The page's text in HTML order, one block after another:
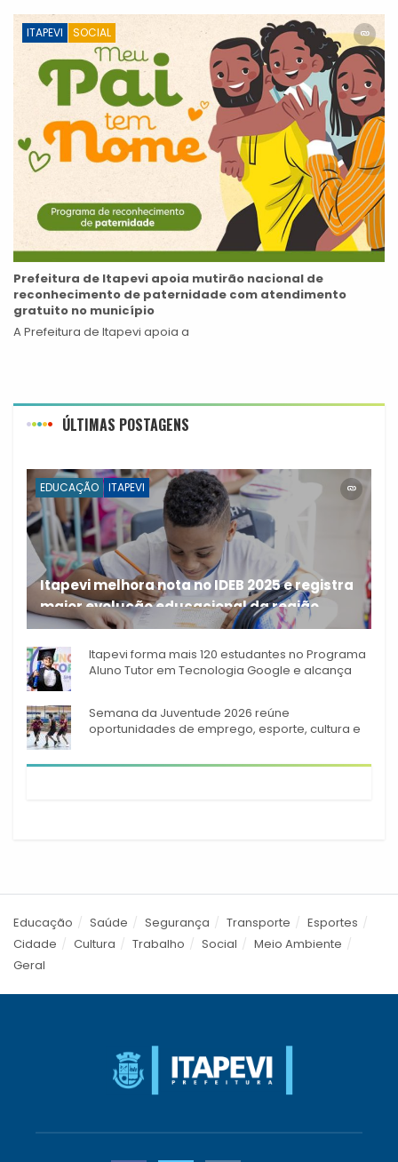
ITAPEVI SOCIAL
Prefeitura de Itapevi apoia mutirão nacional de
reconhecimento de paternidade com atendimento
gratuito no município
A Prefeitura de Itapevi apoia a
ÚLTIMAS POSTAGENS
EDUCAÇÃO ITAPEVI
Itapevi melhora nota no IDEB 2025 e registra
maior evolução educacional da região
A rede municipal de ensino
Itapevi forma mais 120 estudantes no Programa
Aluno Tutor em Tecnologia Google e alcança
Semana da Juventude 2026 reúne
oportunidades de emprego, esporte, cultura e
Educação Saúde Segurança Transporte
Esportes
Cidade
Cultura Trabalho Social
Meio Ambiente
Geral